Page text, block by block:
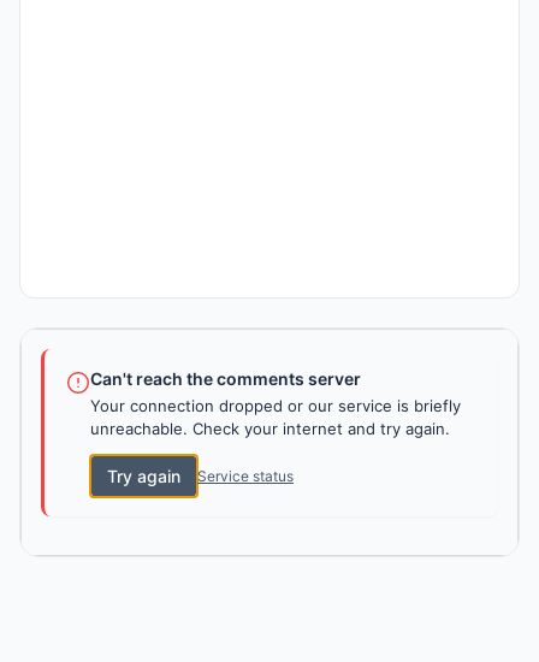
Can't reach the comments server
Your connection dropped or our service is briefly
unreachable. Check your internet and try again.
Try again Service status